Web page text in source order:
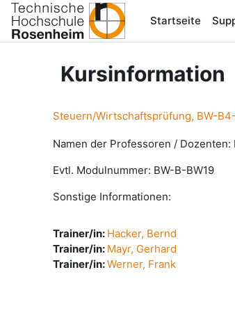
Zum Hauptinhalt
Startseite
Kursinformation
Steuern/Wirtschaftsprüfung, BW-
Namen der Professoren / Dozenten:
Evtl. Modulnummer: BW-B-BW19
Sonstige Informationen:
Trainer/in: Hacker, Bernd
Trainer/in: Mayr, Gerhard
Trainer/in:Werner, Frank